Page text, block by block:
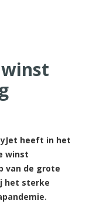
winst
heeft in het
winst
van de grote
het sterke